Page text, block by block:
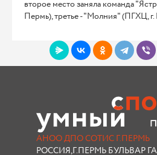
второе место заняла команда
Пермь), третье - "Молния" (ПГХЦ,
АНОО ДПО СОТИС Г.ПЕРМЬ
РОССИЯ,Г.ПЕРМЬ БУЛЬВАР